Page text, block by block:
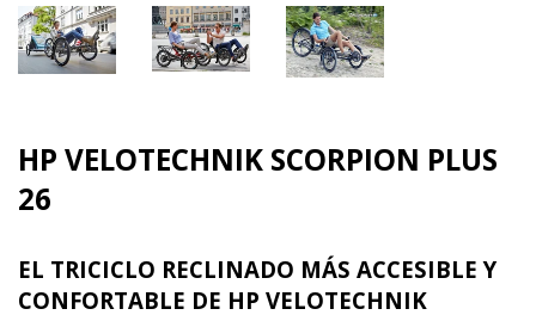
HP VELOTECHNIK SCORPION PLUS
26
EL TRICICLO RECLINADO MÁS ACCESIBLE Y
CONFORTABLE DE HP VELOTECHNIK